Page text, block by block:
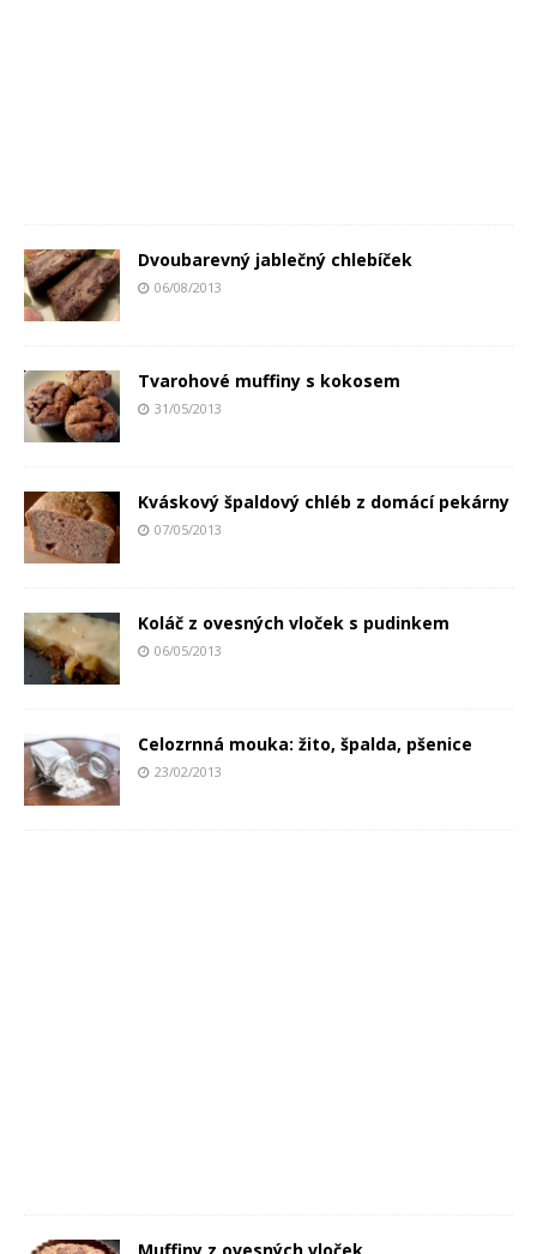
Dvoubarevný jablečný chlebíček
06/08/2013
Tvarohové muffiny s kokosem
31/05/2013
Kváskový špaldový chléb z domácí pekárny
07/05/2013
Koláč z ovesných vloček s pudinkem
06/05/2013
Celozrnná mouka: žito, špalda, pšenice
23/02/2013